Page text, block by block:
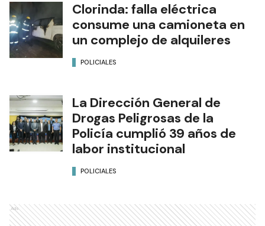
Clorinda: falla eléctrica
consume una camioneta en
un complejo de alquileres
POLICIALES
La Dirección General de
Drogas Peligrosas de la
Policía cumplió 39 años de
labor institucional
POLICIALES
Ads